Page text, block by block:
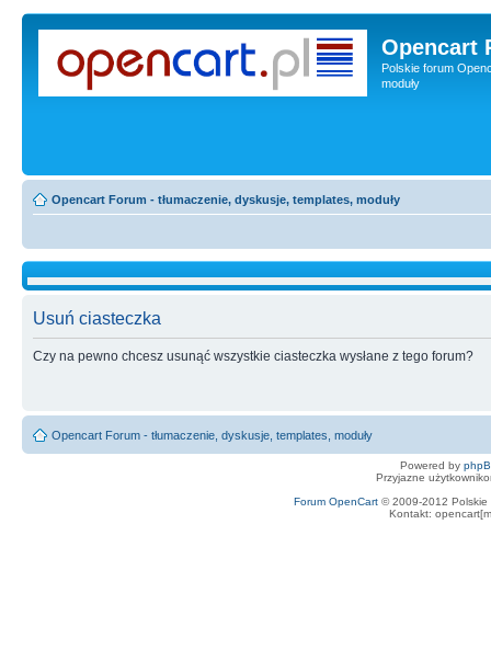
Opencart
Polskie forum
moduły
Opencart Forum - tłumaczenie, dyskusje, templates, moduły
Usuń ciasteczka
Czy na pewno chcesz usunąć wszystkie ciasteczka wysłane z tego forum?
Opencart Forum - tłumaczenie, dyskusje, templates, moduły
Powered by
Przyjazne
Forum OpenCart© 2009-2012 Polskie
Kontakt: